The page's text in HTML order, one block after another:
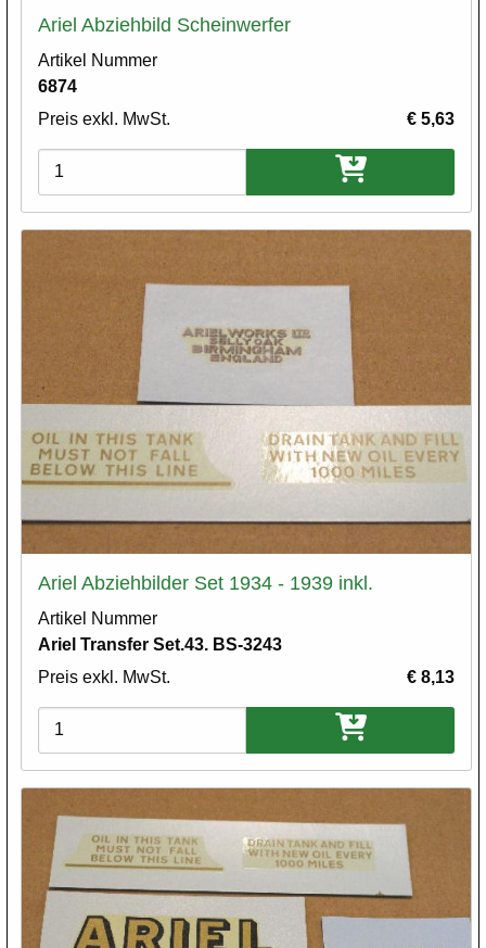
Ariel Abziehbild Scheinwerfer
Artikel Nummer
6874
Preis exkl. MwSt.
€ 5,63
Varianten
Ariel Abziehbilder Set 1934 - 1939 inkl.
Artikel Nummer
Ariel Transfer Set.43. BS-3243
Preis exkl. MwSt.
€ 8,13
Varianten